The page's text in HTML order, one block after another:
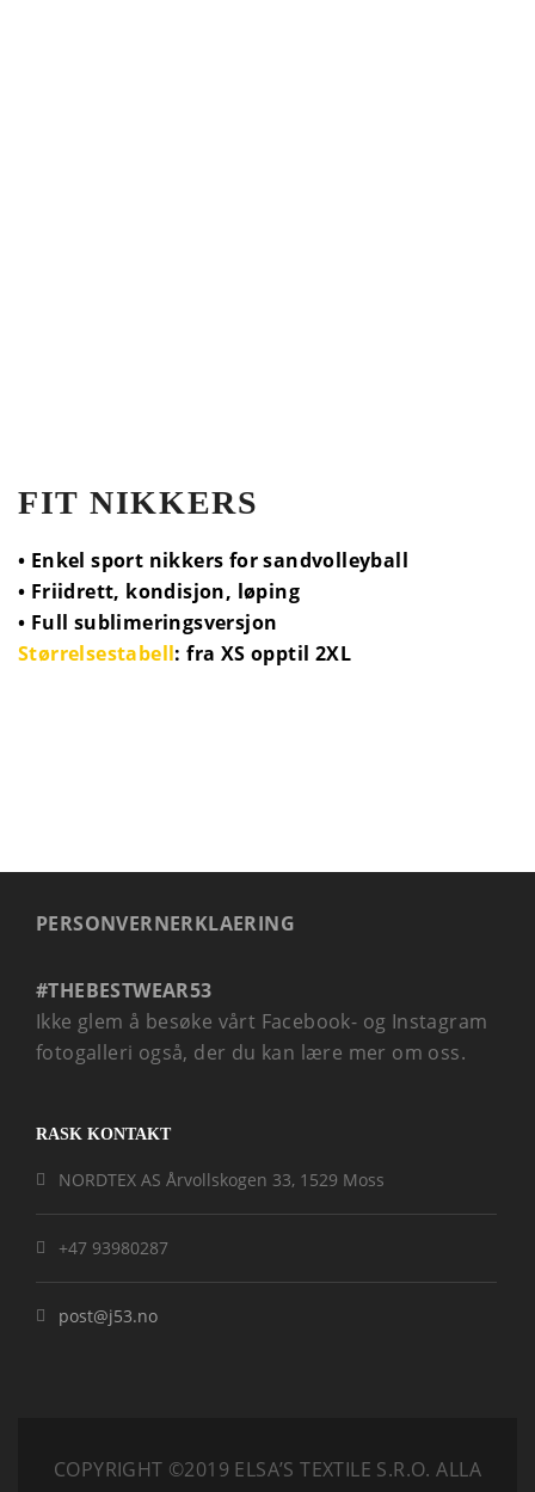
FIT NIKKERS
• Enkel sport nikkers for sandvolleyball
• Friidrett, kondisjon, løping
• Full sublimeringsversjon
Størrelsestabell: fra XS opptil 2XL
PERSONVERNERKLAERING
#THEBESTWEAR53
Ikke glem å besøke vårt Facebook- og Instagram
fotogalleri også, der du kan lære mer om oss.
RASK KONTAKT
NORDTEX AS Årvollskogen 33, 1529 Moss
+47 93980287
post@j53.no
COPYRIGHT ©2019 ELSA’S TEXTILE S.R.O. ALLA